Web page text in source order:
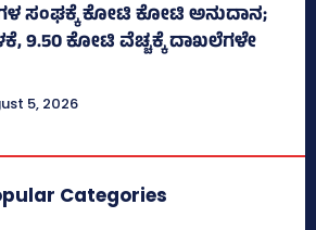
ಸಂಘಕ್ಕೆ ಕೋಟಿ ಕೋಟಿ ಅನುದಾನ;
ಕೋಟಿ ವೆಚ್ಚಕ್ಕೆ ದಾಖಲೆಗಳೇ
5, 2026
Categories